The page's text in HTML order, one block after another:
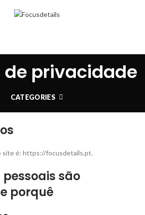
de privacidade
CATEGORIES
site é: https://focusdetails.pt.
são
porquê